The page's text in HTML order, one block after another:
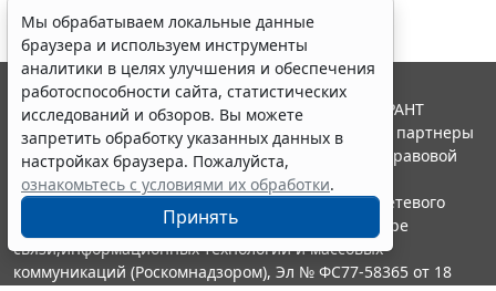
Мы обрабатываем локальные данные
браузера и используем инструменты
аналитики в целях улучшения и обеспечения
работоспособности сайта, статистических
исследований и обзоров. Вы можете
запретить обработку указанных данных в
настройках браузера. Пожалуйста,
ознакомьтесь с условиями их обработки.
Принять
© ООО "НПП "ГАРАНТ-СЕРВИС", 2026. Система ГАРАНТ
выпускается с 1990 года. Компания "Гарант" и ее партнеры
являются участниками Российской ассоциации правовой
информации ГАРАНТ.
Портал ГАРАНТ.РУ зарегистрирован в качестве сетевого
издания Федеральной службой по надзору в сфере
связи,информационных технологий и массовых
коммуникаций (Роскомнадзором), Эл № ФС77-58365 от 18